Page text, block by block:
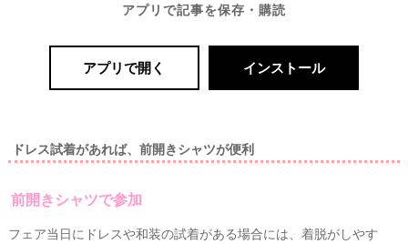
アプリで記事を保存・購読
アプリで開く インストール
ドレス試着があれば、前開きシャツが便利
前開きシャツで参加
フェア当日にドレスや和装の試着がある場合には、 着脱がしやす
Y
公
イ